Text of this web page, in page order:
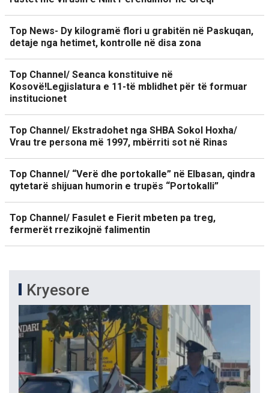
Top News- Dy kilogramë flori u grabitën në Paskuqan,
detaje nga hetimet, kontrolle në disa zona
Top Channel/ Seanca konstituive në
Kosovë!Legjislatura e 11-të mblidhet për të formuar
institucionet
Top Channel/ Ekstradohet nga SHBA Sokol Hoxha/
Vrau tre persona më 1997, mbërriti sot në Rinas
Top Channel/ “Verë dhe portokalle” në Elbasan, qindra
qytetarë shijuan humorin e trupës “Portokalli”
Top Channel/ Fasulet e Fierit mbeten pa treg,
fermerët rrezikojnë falimentin
Kryesore